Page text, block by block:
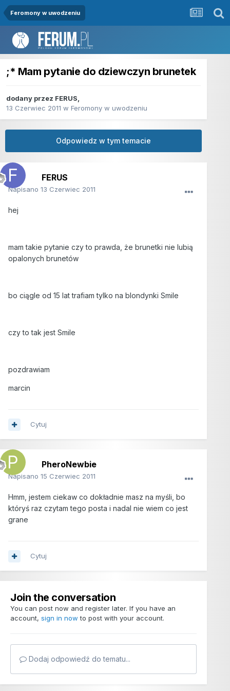
Feromony w uwodzeniu
;* Mam pytanie do dziewczyn brunetek
dodany przez FERUS,
13 Czerwiec 2011 w Feromony w uwodzeniu
Odpowiedz w tym temacie
FERUS
Napisano 13 Czerwiec 2011
hej
mam takie pytanie czy to prawda, że brunetki nie lubią
opalonych brunetów
bo ciągle od 15 lat trafiam tylko na blondynki Smile
czy to tak jest Smile
pozdrawiam
marcin
Cytuj
PheroNewbie
Napisano 15 Czerwiec 2011
Hmm, jestem ciekaw co dokładnie masz na myśli, bo
któryś raz czytam tego posta i nadal nie wiem co jest
grane
Cytuj
Join the conversation
You can post now and register later. If you have an
account, sign in now to post with your account.
Dodaj odpowiedź do tematu...